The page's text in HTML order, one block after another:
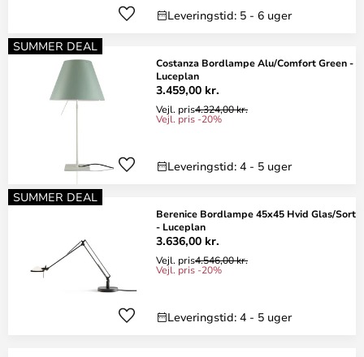
Leveringstid: 5 - 6 uger
SUMMER DEAL
Costanza Bordlampe Alu/Comfort Green -
Luceplan
3.459,00 kr.
Vejl. pris4.324,00 kr.
Vejl. pris -20%
Leveringstid: 4 - 5 uger
SUMMER DEAL
Berenice Bordlampe 45x45 Hvid Glas/Sort
- Luceplan
3.636,00 kr.
Vejl. pris4.546,00 kr.
Vejl. pris -20%
Leveringstid: 4 - 5 uger